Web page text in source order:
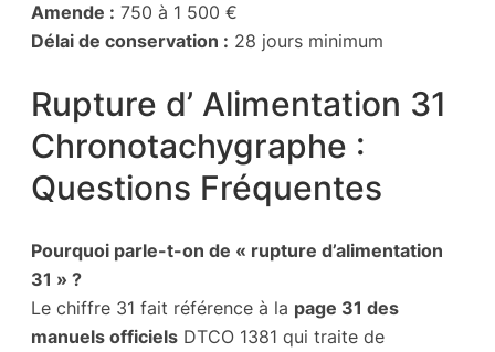
Amende : 750 à 1 500 €
Délai de conservation : 28 jours minimum
Rupture d’ Alimentation 31
Chronotachygraphe :
Questions Fréquentes
Pourquoi parle-t-on de « rupture d’alimentation
31 » ?
Le chiffre 31 fait référence à la page 31 des
manuels officiels DTCO 1381 qui traite de